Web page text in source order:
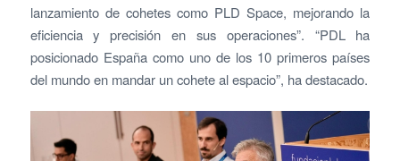
lanzamiento de cohetes como PLD Space, mejorando la
eficiencia y precisión en sus operaciones”. “PDL ha
posicionado España como uno de los 10 primeros países
del mundo en mandar un cohete al espacio”, ha destacado.